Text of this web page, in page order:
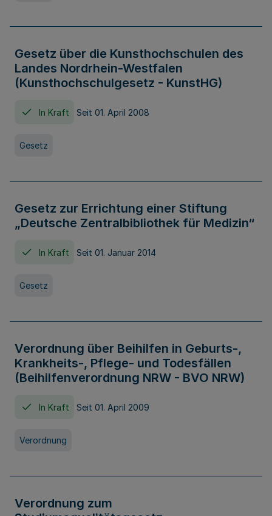
Gesetz über die Kunsthochschulen des
Landes Nordrhein-Westfalen
(Kunsthochschulgesetz - KunstHG)
In Kraft Seit 01. April 2008
Gesetz
Gesetz zur Errichtung einer Stiftung
„Deutsche Zentralbibliothek für Medizin“
In Kraft Seit 01. Januar 2014
Gesetz
Verordnung über Beihilfen in Geburts-,
Krankheits-, Pflege- und Todesfällen
(Beihilfenverordnung NRW - BVO NRW)
In Kraft Seit 01. April 2009
Verordnung
Verordnung zum